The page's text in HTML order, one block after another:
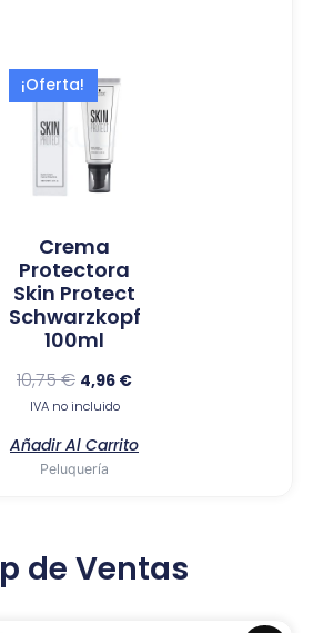
¡Oferta!
Crema
Protectora
Skin Protect
Schwarzkopf
100ml
10,75€
El
precio
original
era:
10,75 €.
4,96 €
IVA no incluido
Añadir Al Carrito
Peluquería
de Ventas